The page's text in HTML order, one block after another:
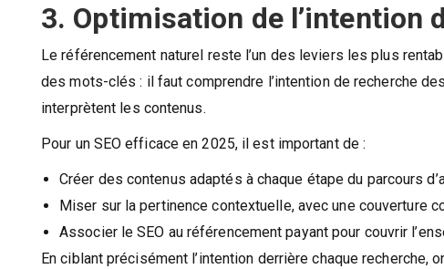
3. Optimisation de l’intention
Le référencement naturel reste l’un des leviers les plus
des mots-clés : il faut comprendre l’intention de recherche
interprètent les contenus.
Pour un SEO efficace en 2025, il est important de :
Créer des contenus adaptés à chaque étape du parcours
Miser sur la pertinence contextuelle, avec une couverture
Associer le SEO au référencement payant pour couvrir
En ciblant précisément l’intention derrière chaque